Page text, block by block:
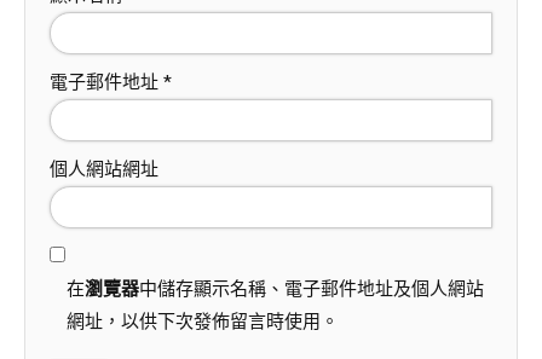
電子郵件地址 *
個人網站網址
在瀏覽器中儲存顯示名稱、電子郵件地址及個人網站
網址，以供下次發佈留言時使用。